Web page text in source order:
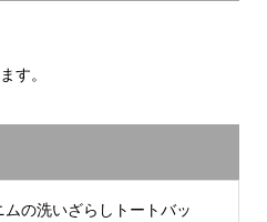
す。
ムの洗いざらしトートバッ